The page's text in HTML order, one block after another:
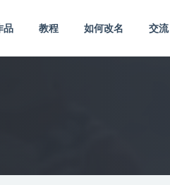
品 教程 如何改名 交流